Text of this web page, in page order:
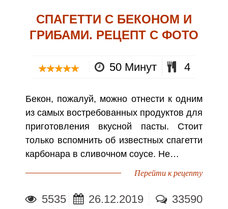
СПАГЕТТИ С БЕКОНОМ И
ГРИБАМИ. РЕЦЕПТ С ФОТО
50 Минут 4
Бекон, пожалуй, можно отнести к одним
из самых востребованных продуктов для
приготовления вкусной пасты. Стоит
только вспомнить об известных спагетти
карбонара в сливочном соусе. Не…
Перейти к рецепту
5535 26.12.2019 33590